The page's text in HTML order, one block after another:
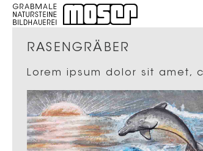
RASENGRÄBER
Lorem ipsum dolor sit amet,